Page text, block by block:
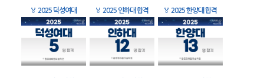
🏅 2025 덕성여대 🏅 2025 인하대 합격 🏅 2025 한양대 합격